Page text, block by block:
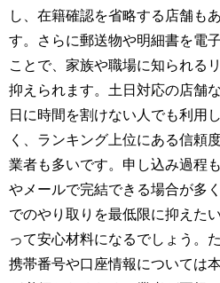
し、在籍確認を省略する店舗も
す。さらに郵送物や明細書を電
ことで、家族や職場に知られる
抑えられます。土日対応の店舗
日に時間を割けない人でも利用
く、ランキング上位にある信頼
業者も多いです。申し込み過程
やメールで完結できる場合が多
でのやり取りを最低限に抑えた
って安心材料になるでしょう。た
携帯番号や口座情報については